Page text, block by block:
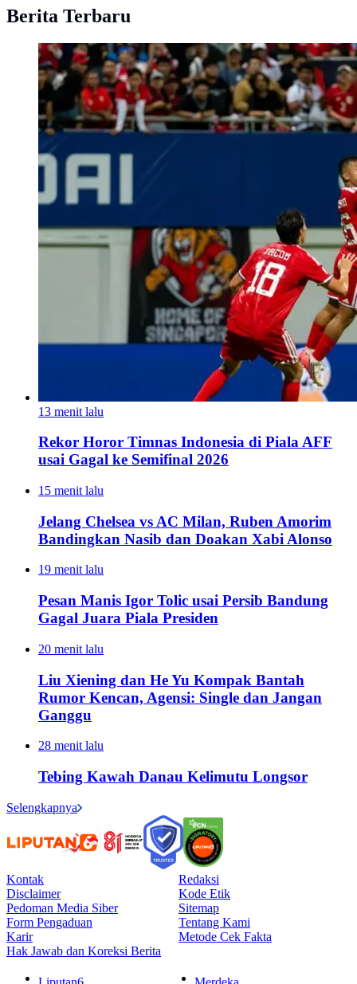
Berita Terbaru
13 menit lalu
Rekor Horor Timnas Indonesia di Piala AFF
usai Gagal ke Semifinal 2026
15 menit lalu
Jelang Chelsea vs AC Milan, Ruben Amorim
Bandingkan Nasib dan Doakan Xabi Alonso
19 menit lalu
Pesan Manis Igor Tolic usai Persib Bandung
Gagal Juara Piala Presiden
20 menit lalu
Liu Xiening dan He Yu Kompak Bantah
Rumor Kencan, Agensi: Single dan Jangan
Ganggu
28 menit lalu
Tebing Kawah Danau Kelimutu Longsor
Selengkapnya
Kontak
Redaksi
Disclaimer
Kode Etik
Pedoman Media Siber
Sitemap
Form Pengaduan
Tentang Kami
Karir
Metode Cek Fakta
Hak Jawab dan Koreksi Berita